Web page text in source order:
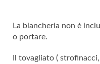
La biancheria non è
o portare.
Il tovagliato (